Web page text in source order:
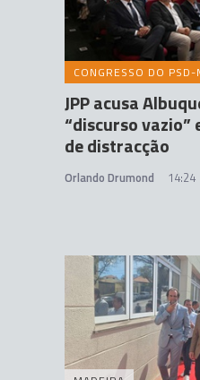
CONGRESSO DO PSD-
JPP acusa
“discurso
de distracção
Orlando Drumond 14:24